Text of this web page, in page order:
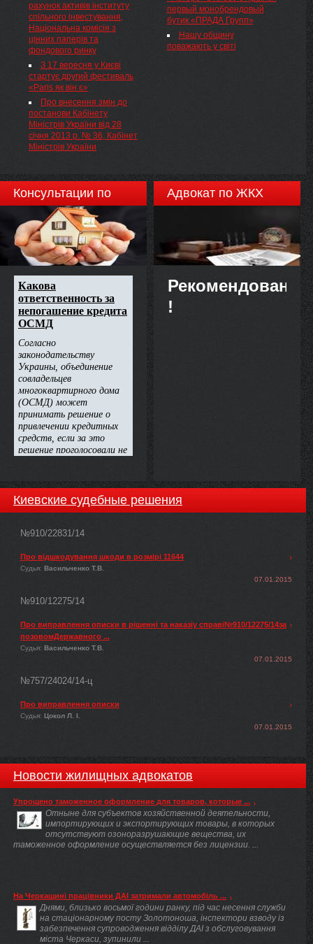
видачі ліцензії на провадження
окремих видів професійної
діяльності на фондовому
ринку, переоформлення ліцензії,
видачі дубліката та копії
ліцензії( z0890-06 ),
затвердженого рішенням
Державної комісії з цінних
паперів та фондового ринку від
26.05.2006 № 345 та
зареєстрованого в
Міністерстві юстиції України
28.07.2006 за № 890/12764 (із
рахунок активів інституту
спільного інвестування,
Національна комісія з
цінних паперів та
фондового ринку
З 17 вересня у Києві
стартує другий фестиваль
«Paris як він є»
Про внесення змін до
постанови Кабінету
Міністрів України від 28
січня 2013 р. № 36, Кабінет
Міністрів України
Міністрів України від 20
березня 2013 р. № 149, від 29
квітня 2013 р. № 369, від 27
травня 2013 р. № 376, від 12
червня 2013 р. № 418, від 19
2013 р. № 525, зміни, що
додаються.
первый монобрендовый
бутик «ПРАДА Групп»
Нашу общину
поважають у світі
Консультации по
недвижимости
Адвокат по ЖКХ
Рекомендовано
!
Киевские судебные решения
№910/22831/14
Про відшкодування шкоди в розмірі 11644
Судья: Васильченко Т.В.
07.01.2015
№910/12275/14
Про виправлення описки в рішенні та наказіу справі№910/12275/14за
позовомДержавного ...
Судья: Васильченко Т.В.
07.01.2015
№757/24024/14-ц
Про виправлення описки
Судья: Цокол Л. І.
07.01.2015
Новости жилищных адвокатов
Упрощено таможенное оформление для товаров, которые ...
Отныне для субъектов хозяйственной деятельности,
импортирующих и экспортирующих товары, в которых
отсутствуют озоноразрушающие вещества, их
таможенное оформление осуществляется без лицензии. ...
На Черкащині працівники ДАІ затримали автомобіль ...
Днями, близько восьмої години ранку, під час несення служби
на стаціонарному посту Золотоноша, інспектори взводу із
забезпечення супроводження відділу ДАІ з обслуговування
міста Черкаси, зупинили ...